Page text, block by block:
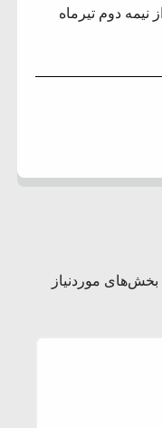
بخش‌های موردنیاز